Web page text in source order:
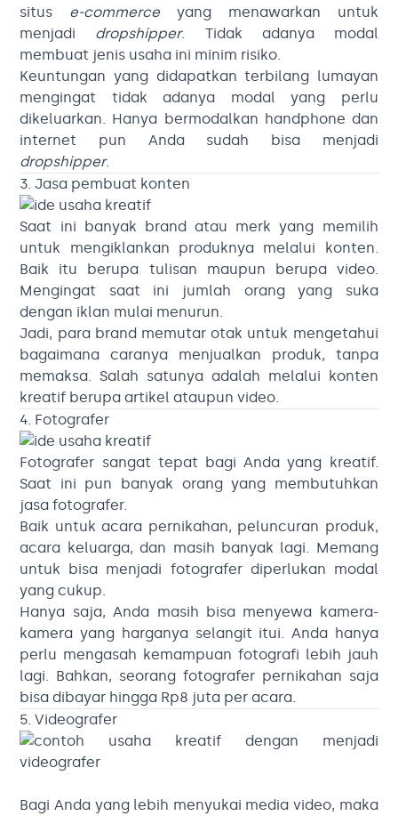
situs e-commerceyang menawarkan untuk
menjadi dropshipper. Tidak adanya modal
membuat jenis usaha ini minim risiko.
Keuntungan yang didapatkan terbilang lumayan
mengingat tidak adanya modal yang perlu
dikeluarkan. Hanya bermodalkan handphone dan
internet pun Anda sudah bisa menjadi
dropshipper.
3. Jasa pembuat konten
Saat ini banyak brand atau merk yang memilih
untuk mengiklankan produknya melalui konten.
Baik itu berupa tulisan maupun berupa video.
Mengingat saat ini jumlah orang yang suka
dengan iklan mulai menurun.
Jadi, para brand memutar otak untuk mengetahui
bagaimana caranya menjualkan produk, tanpa
memaksa. Salah satunya adalah melalui konten
kreatif berupa artikel ataupun video.
4. Fotografer
Fotografer sangat tepat bagi Anda yang kreatif.
Saat ini pun banyak orang yang membutuhkan
jasa fotografer.
Baik untuk acara pernikahan, peluncuran produk,
acara keluarga, dan masih banyak lagi. Memang
untuk bisa menjadi fotografer diperlukan modal
yang cukup.
Hanya saja, Anda masih bisa menyewa kamera-
kamera yang harganya selangit itui. Anda hanya
perlu mengasah kemampuan fotografi lebih jauh
lagi. Bahkan, seorang fotografer pernikahan saja
bisa dibayar hingga Rp8 juta per acara.
5. Videografer
Bagi Anda yang lebih menyukai media video, maka